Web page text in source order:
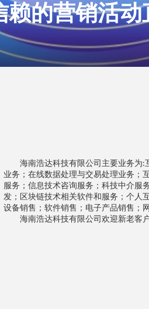
文化，用专
赖的营销活动
海南浩达科技有限公司主要业务为:
业务；在线数据处理与交易处理业务；
服务；信息技术咨询服务；科技中介服
发；区块链技术相关软件和服务；个人
设备销售；软件销售；电子产品销售；
海南浩达科技有限公司欢迎新老客